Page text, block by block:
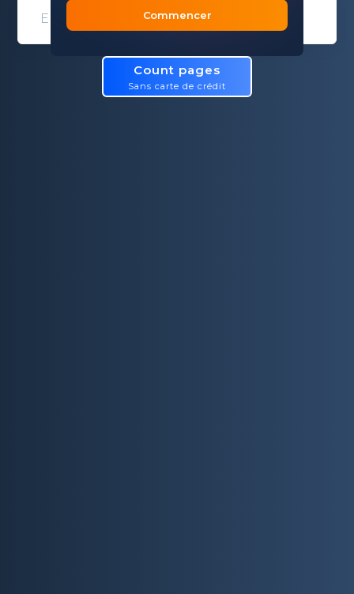
Domain entry form for site
Count pages
Sans carte de crédit
Commencer